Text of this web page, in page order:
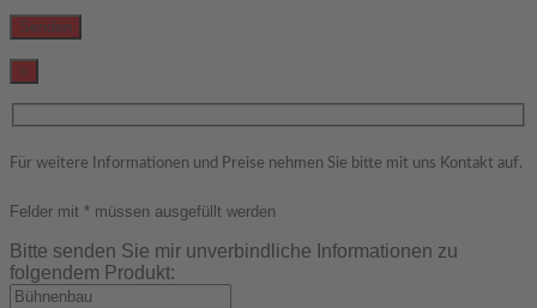
×
Für weitere Informationen und Preise nehmen Sie bitte mit uns Kontakt auf.
Felder mit * müssen ausgefüllt werden
Bitte senden Sie mir unverbindliche Informationen zu
folgendem Produkt: